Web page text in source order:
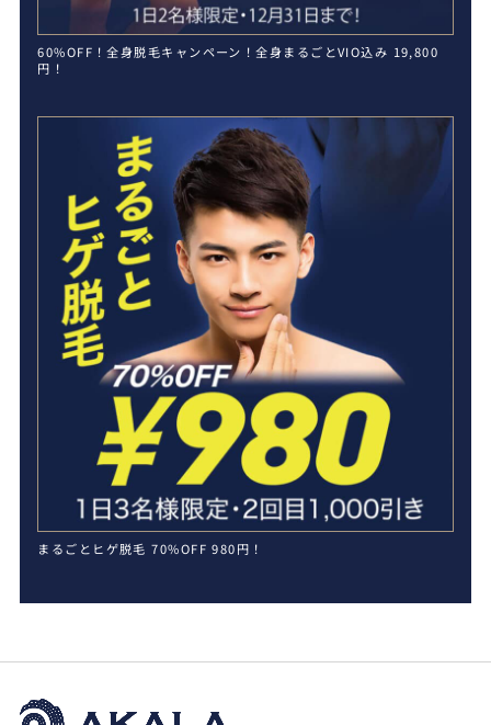
60%OFF！全身脱毛キャンペーン！全身まるごとVIO込み 19,800
円！
まるごとヒゲ脱毛 70%OFF 980円！